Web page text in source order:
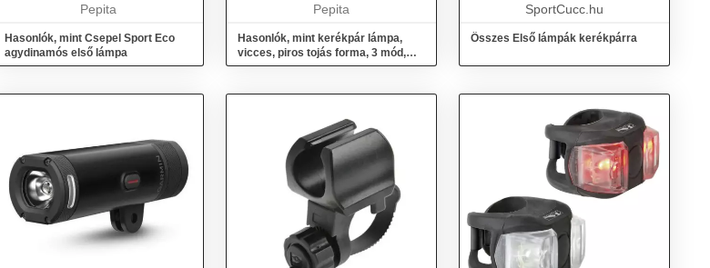
Pepita
Hasonlók, mint Csepel Sport Eco
agydinamós első lámpa
Pepita
Hasonlók, mint kerékpár lámpa,
vicces, piros tojás forma, 3 mód,
LED fény, akasztható
SportCucc.hu
Összes Első lámpák kerékpárra